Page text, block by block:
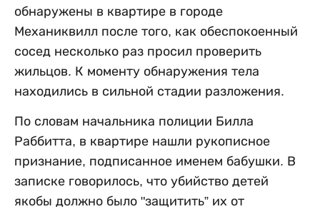
обнаружены в квартире в городе
Механиквилл после того, как обеспокоенный
сосед несколько раз просил проверить
жильцов. К моменту обнаружения тела
находились в сильной стадии разложения.
По словам начальника полиции Билла
Раббитта, в квартире нашли рукописное
признание, подписанное именем бабушки. В
записке говорилось, что убийство детей
якобы должно было "защитить” их от